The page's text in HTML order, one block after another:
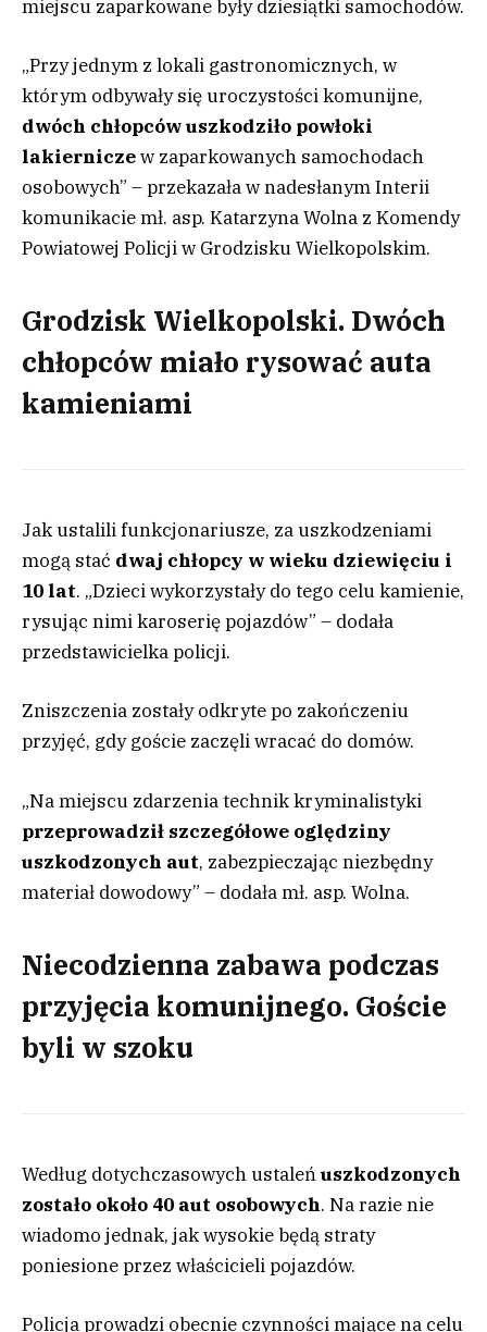
miejscu zaparkowane były dziesiątki samochodów.
„Przy jednym z lokali gastronomicznych, w
którym odbywały się uroczystości komunijne,
dwóch chłopców uszkodziło powłoki
lakierniczew zaparkowanych samochodach
osobowych” – przekazała w nadesłanym Interii
komunikacie mł. asp. Katarzyna Wolna z Komendy
Powiatowej Policji w Grodzisku Wielkopolskim.
Grodzisk Wielkopolski. Dwóch
chłopców miało rysować auta
kamieniami
Jak ustalili funkcjonariusze, za uszkodzeniami
mogą stać dwaj chłopcy w wieku dziewięciu i
10 lat. „Dzieci wykorzystały do tego celu kamienie,
rysując nimi karoserię pojazdów” – dodała
przedstawicielka policji.
Zniszczenia zostały odkryte po zakończeniu
przyjęć, gdy goście zaczęli wracać do domów.
„Na miejscu zdarzenia technik kryminalistyki
przeprowadził szczegółowe oględziny
uszkodzonych aut, zabezpieczając niezbędny
materiał dowodowy” – dodała mł. asp. Wolna.
Niecodzienna zabawa podczas
przyjęcia komunijnego. Goście
byli w szoku
Według dotychczasowych ustaleńuszkodzonych
zostało około 40 aut osobowych. Na razie nie
wiadomo jednak, jak wysokie będą straty
poniesione przez właścicieli pojazdów.
Policja prowadzi obecnie czynności mające na celu